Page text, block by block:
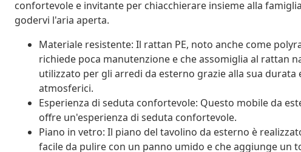
confortevole e invitante per chiacchierare insieme alla
godervi l'aria aperta.
Materiale resistente: Il rattan PE, noto anche come
richiede poca manutenzione e che assomiglia al rattan
utilizzato per gli arredi da esterno grazie alla sua
atmosferici.
Esperienza di seduta confortevole: Questo mobile da
offre un'esperienza di seduta confortevole.
Piano in vetro: Il piano del tavolino da esterno è
facile da pulire con un panno umido e che aggiunge un